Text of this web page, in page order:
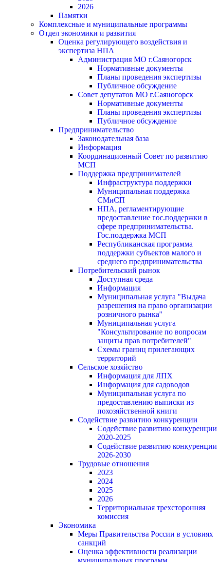
2026
Памятки
Комплексные и муниципальные программы
Отдел экономики и развития
Оценка регулирующего воздействия и
экспертиза НПА
Администрация МО г.Саяногорск
Нормативные документы
Планы проведения экспертизы
Публичное обсуждение
Совет депутатов МО г.Саяногорск
Нормативные документы
Планы проведения экспертизы
Публичное обсуждение
Предпринимательство
Законодательная база
Информация
Координационный Совет по развитию
МСП
Поддержка предпринимателей
Инфраструктура поддержки
Муниципальная поддержка
СМиСП
НПА, регламентирующие
предоставление гос.поддержки в
сфере предпринимательства.
Гос.поддержка МСП
Республиканская программа
поддержки субъектов малого и
среднего предпринимательства
Потребительский рынок
Доступная среда
Информация
Муниципальная услуга "Выдача
разрешения на право организации
розничного рынка"
Муниципальная услуга
"Консультирование по вопросам
защиты прав потребителей"
Схемы границ прилегающих
территорий
Сельское хозяйство
Информация для ЛПХ
Информация для садоводов
Муниципальная услуга по
предоставлению выписки из
похозяйственной книги
Содействие развитию конкуренции
Содействие развитию конкуренции
2020-2025
Содействие развитию конкуренции
2026-2030
Трудовые отношения
2023
2024
2025
2026
Территориальная трехсторонняя
комиссия
Экономика
Меры Правительства России в условиях
санкций
Оценка эффективности реализации